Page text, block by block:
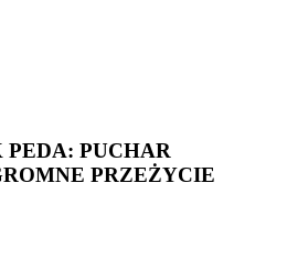
PUCHAR
PRZEŻYCIE